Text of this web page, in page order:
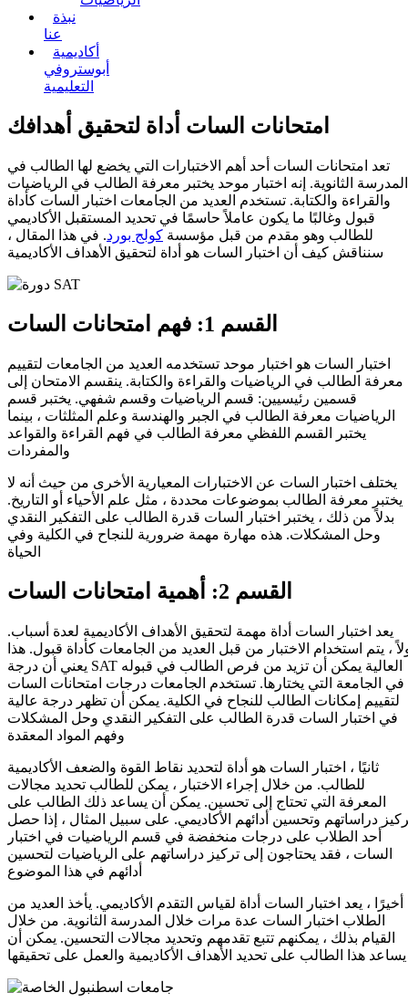
نبذة
عنا
أكاديمية
أبوستروفي
التعليمية
امتحانات السات أداة لتحقيق أهدافك
تعد امتحانات السات أحد أهم الاختبارات التي يخضع لها الطالب في
المدرسة الثانوية. إنه اختبار موحد يختبر معرفة الطالب في الرياضيات
والقراءة والكتابة. تستخدم العديد من الجامعات اختبار السات كأداة
قبول وغالبًا ما يكون عاملاً حاسمًا في تحديد المستقبل الأكاديمي
للطالب وهو مقدم من قبل مؤسسة كولج بورد. في هذا المقال ،
سنناقش كيف أن اختبار السات هو أداة لتحقيق الأهداف الأكاديمية
القسم 1: فهم امتحانات السات
اختبار السات هو اختبار موحد تستخدمه العديد من الجامعات لتقييم
معرفة الطالب في الرياضيات والقراءة والكتابة. ينقسم الامتحان إلى
قسمين رئيسيين: قسم الرياضيات وقسم شفهي. يختبر قسم
الرياضيات معرفة الطالب في الجبر والهندسة وعلم المثلثات ، بينما
يختبر القسم اللفظي معرفة الطالب في فهم القراءة والقواعد
والمفردات
يختلف اختبار السات عن الاختبارات المعيارية الأخرى من حيث أنه لا
يختبر معرفة الطالب بموضوعات محددة ، مثل علم الأحياء أو التاريخ.
بدلاً من ذلك ، يختبر اختبار السات قدرة الطالب على التفكير النقدي
وحل المشكلات. هذه مهارة مهمة ضرورية للنجاح في الكلية وفي
الحياة
القسم 2: أهمية امتحانات السات
يعد اختبار السات أداة مهمة لتحقيق الأهداف الأكاديمية لعدة أسباب.
، يتم استخدام الاختبار من قبل العديد من الجامعات كأداة قبول. هذا
يعني أن درجة SAT العالية يمكن أن تزيد من فرص الطالب في قبوله
في الجامعة التي يختارها. تستخدم الجامعات درجات امتحانات السات
لتقييم إمكانات الطالب للنجاح في الكلية. يمكن أن تظهر درجة عالية
في اختبار السات قدرة الطالب على التفكير النقدي وحل المشكلات
وفهم المواد المعقدة
ثانيًا ، اختبار السات هو أداة لتحديد نقاط القوة والضعف الأكاديمية
للطالب. من خلال إجراء الاختبار ، يمكن للطالب تحديد مجالات
المعرفة التي تحتاج إلى تحسين. يمكن أن يساعد ذلك الطالب على
دراساتهم وتحسين أدائهم الأكاديمي. على سبيل المثال ، إذا حصل
أحد الطلاب على درجات منخفضة في قسم الرياضيات في اختبار
السات ، فقد يحتاجون إلى تركيز دراساتهم على الرياضيات لتحسين
أدائهم في هذا الموضوع
أخيرًا ، يعد اختبار السات أداة لقياس التقدم الأكاديمي. يأخذ العديد من
الطلاب اختبار السات عدة مرات خلال المدرسة الثانوية. من خلال
القيام بذلك ، يمكنهم تتبع تقدمهم وتحديد مجالات التحسين. يمكن أن
يساعد هذا الطالب على تحديد الأهداف الأكاديمية والعمل على تحقيقها